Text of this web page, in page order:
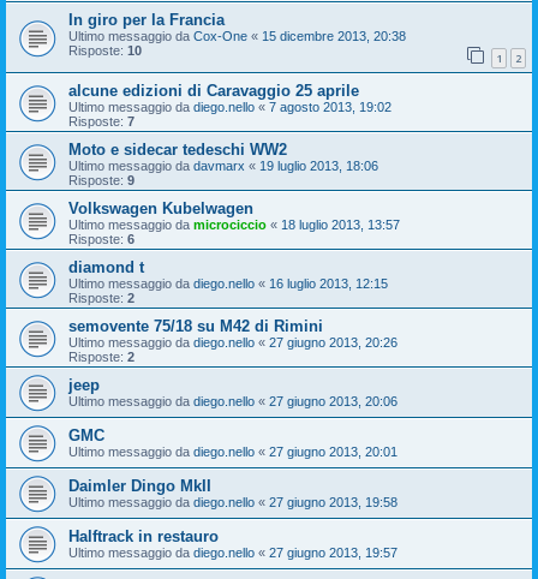
In giro per la Francia
Ultimo messaggio da Cox-One « 15 dicembre 2013, 20:38
Risposte: 10 1 2
alcune edizioni di Caravaggio 25 aprile
Ultimo messaggio da diego.nello « 7 agosto 2013, 19:02
Risposte: 7
Moto e sidecar tedeschi WW2
Ultimo messaggio da davmarx « 19 luglio 2013, 18:06
Risposte: 9
Volkswagen Kubelwagen
Ultimo messaggio da microciccio « 18 luglio 2013, 13:57
Risposte: 6
diamond t
Ultimo messaggio da diego.nello « 16 luglio 2013, 12:15
Risposte: 2
semovente 75/18 su M42 di Rimini
Ultimo messaggio da diego.nello « 27 giugno 2013, 20:26
Risposte: 2
jeep
Ultimo messaggio da diego.nello « 27 giugno 2013, 20:06
GMC
Ultimo messaggio da diego.nello « 27 giugno 2013, 20:01
Daimler Dingo MkII
Ultimo messaggio da diego.nello « 27 giugno 2013, 19:58
Halftrack in restauro
Ultimo messaggio da diego.nello « 27 giugno 2013, 19:57